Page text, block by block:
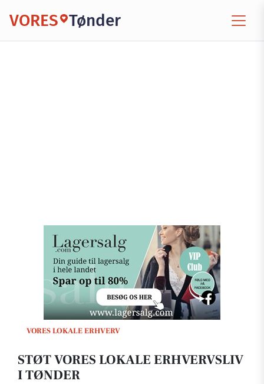
VORES Tønder
VORES LOKALE ERHVERV
STØT VORES LOKALE ERHVERVSLIV
I TØNDER